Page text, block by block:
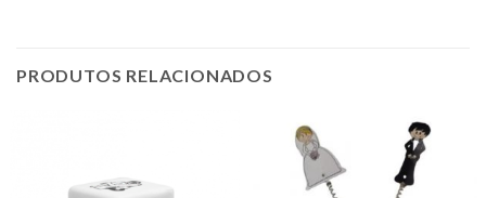
PRODUTOS RELACIONADOS